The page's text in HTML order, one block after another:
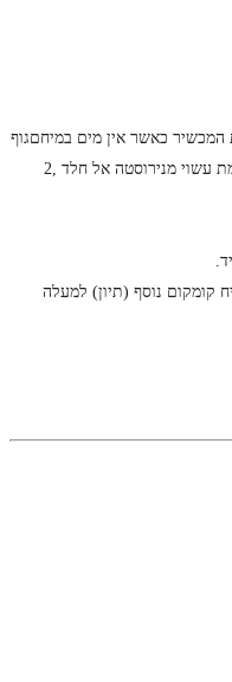
המכשיר כאשר אין מים במיחםגוף
עשוי מנירוסטה אל חלד ,2
קומקום נוסף (תיון) למעלה